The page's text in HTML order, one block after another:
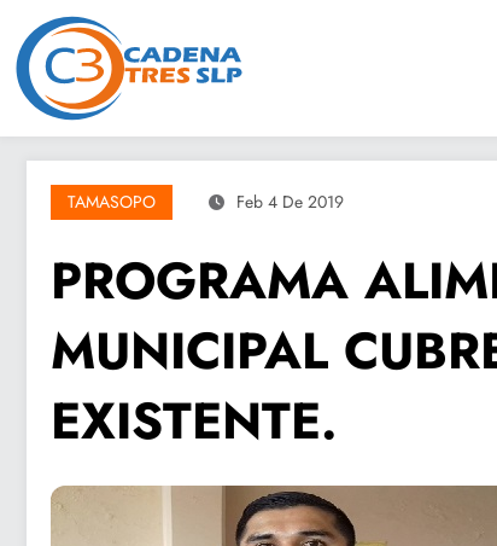
contenido
TAMASOPO Feb 4 De 2019
PROGRAMA
MUNICIPAL
EXISTENTE.